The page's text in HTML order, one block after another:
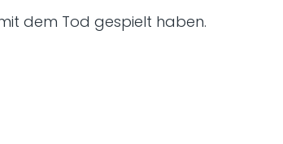
dem Tod gespielt haben.